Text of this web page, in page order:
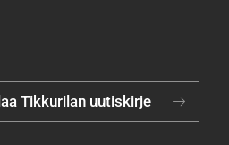
Tikkurilan uutiskirje